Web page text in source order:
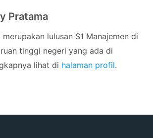
Pratama
merupakan lulusan S1 Manajemen di
tinggi negeri yang ada di
lihat di halaman profil.